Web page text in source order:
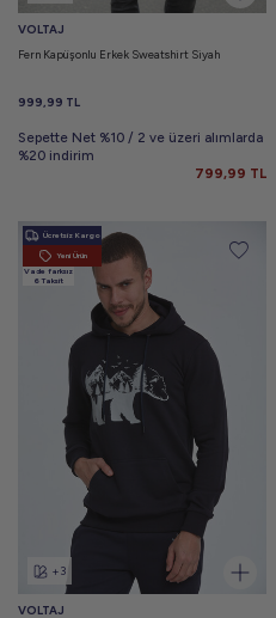
VOLTAJ
Fern Kapüşonlu Erkek Sweatshirt Siyah
999,99 TL
Sepette Net %10 / 2 ve üzeri alımlarda
%20 indirim
799,99 TL
Ücretsiz Kargo
Yeni Ürün
Vade farksız
6 Taksit
+3
VOLTAJ